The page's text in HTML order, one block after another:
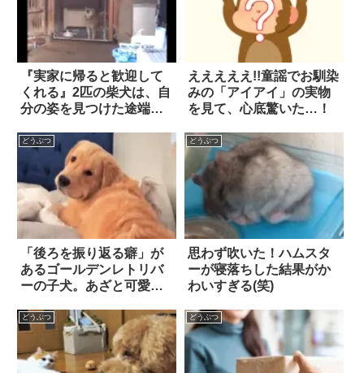
『実家に帰ると歓迎して
くれる』2匹の柴犬は、自
分の姿を見つけた途端
えええええ!!童謡でお馴染
みの「アイアイ」の実物
を見て、心底驚いた…！
どうぶつ
「後ろを振り返る癖」が
あるゴールデンレトリバ
ーの子犬。あざと可愛い
し！
どうぶつ
思わず吹いた！ハムスタ
ーが寝落ちした結果がか
わいすぎる(笑)
どうぶつ どうぶつ